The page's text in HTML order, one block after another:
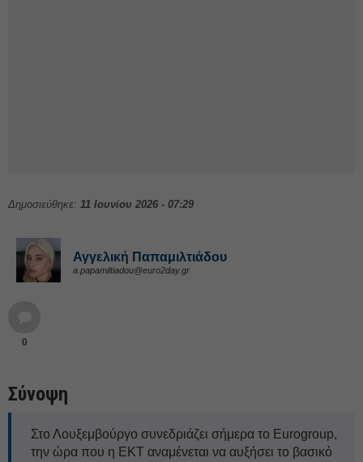
Δημοσιεύθηκε: 11 Ιουνίου 2026 - 07:29
Αγγελική Παπαμιλτιάδου
a.papamiltiadou@euro2day.gr
0
Σύνοψη
Στο Λουξεμβούργο συνεδριάζει σήμερα το Eurogroup,
την ώρα που η ΕΚΤ αναμένεται να αυξήσει το βασικό